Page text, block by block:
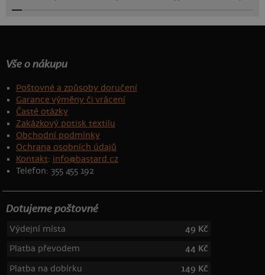
Vše o nákupu
Poštovné a způsoby doručení
Garance výměny či vrácení
Časté otázky
Zakázkový potisk textilu
Obchodní podmínky
Ochrana osobních údajů
Kontakt: info@bastard.cz
Telefon: 355 455 192
Dotujeme poštovné
Výdejní místa
49 Kč
Platba převodem
44 Kč
Platba na dobírku
149 Kč